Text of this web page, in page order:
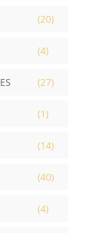
(20)
(4)
(27)
(1)
(14)
(40)
(4)